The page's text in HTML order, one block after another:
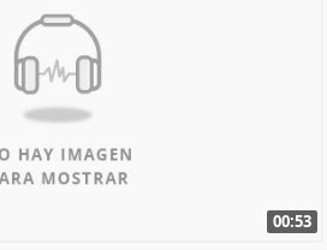
00:53